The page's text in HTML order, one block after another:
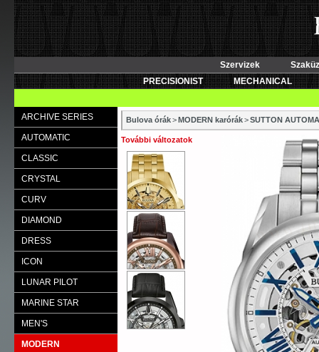
Szervizek
PRECISIONIST
MECHANICAL
ARCHIVE SERIES
AUTOMATIC
CLASSIC
CRYSTAL
CURV
DIAMOND
DRESS
ICON
LUNAR PILOT
MARINE STAR
MEN'S
MODERN
Bulova órák>MODERN karórák>SUTTON
További változatok